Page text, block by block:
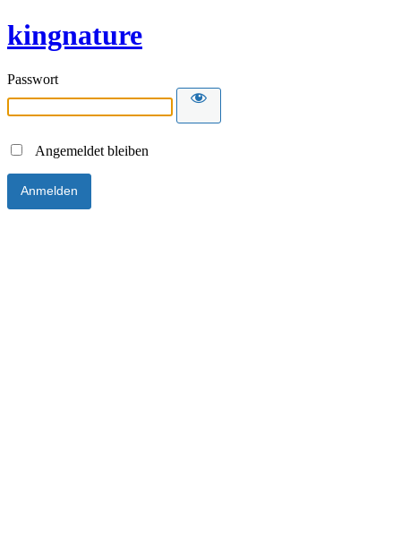
kingnature
Passwort
Angemeldet bleiben